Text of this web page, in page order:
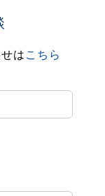
は こちら